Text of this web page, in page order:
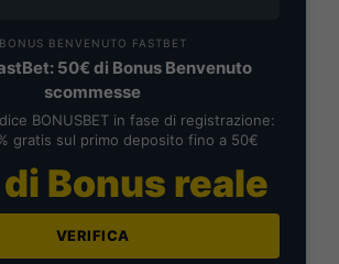
BONUS BENVENUTO FASTBET
50€ di Bonus Benvenuto
scommesse
BONUSBET in fase di registrazione:
gratis sul primo deposito fino a 50€
Bonus reale
VERIFICA